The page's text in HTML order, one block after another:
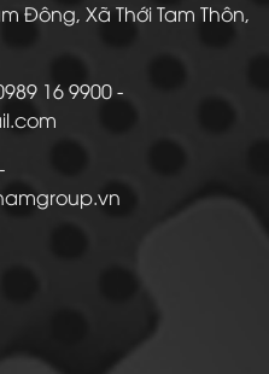
Đông, Xã Thới Tam Thôn,
- 0989 16 9900 -